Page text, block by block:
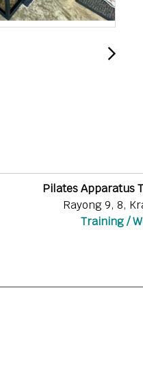
Pilates Apparatus
Rayong 9, 8,
Training /